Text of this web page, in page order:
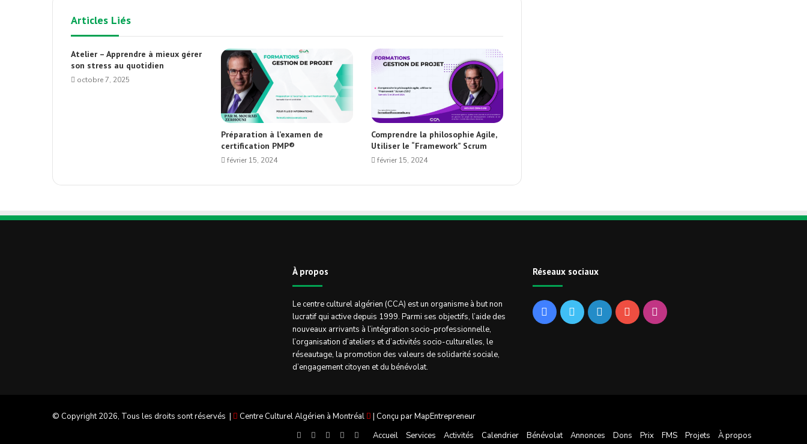
Articles Liés
Atelier – Apprendre à mieux gérer
son stress au quotidien
octobre 7, 2025
Préparation à l’examen de
certification PMP®
février 15, 2024
Comprendre la philosophie Agile,
Utiliser le “Framework” Scrum
février 15, 2024
À propos
Le centre culturel algérien (CCA) est un organisme à but non
lucratif qui active depuis 1999. Parmi ses objectifs, l’aide des
nouveaux arrivants à l’intégration socio-professionnelle,
l’organisation d’ateliers et d’activités socio-culturelles, le
réseautage, la promotion des valeurs de solidarité sociale,
d’engagement citoyen et du bénévolat.
Réseaux sociaux
FacebookTwitterLinkedinYouTubeInstagram
© Copyright 2026, Tous les droits sont réservés | Centre Culturel Algérien à Montréal | Conçu parMapEntrepreneur
Accueil
Services Activités Calendrier Bénévolat Annonces Dons Prix FMS Projets À propos
FacebookTwitterLinkedinYouTubeInstagram